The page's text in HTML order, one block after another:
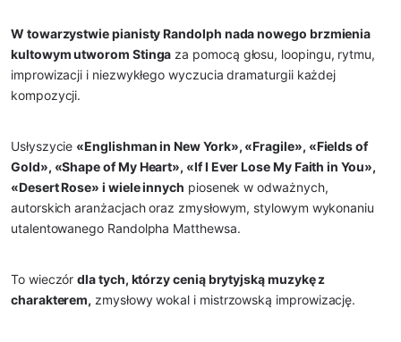
W towarzystwie pianisty Randolph nada nowego brzmienia
kultowym utworom Stinga za pomocą głosu, loopingu, rytmu,
improwizacji i niezwykłego wyczucia dramaturgii każdej
kompozycji.
Usłyszycie «Englishman in New York», «Fragile», «Fields of
Gold», «Shape of My Heart», «If I Ever Lose My Faith in You»,
«Desert Rose» i wiele innych piosenek w odważnych,
autorskich aranżacjach oraz zmysłowym, stylowym wykonaniu
utalentowanego Randolpha Matthewsa.
To wieczór dla tych, którzy cenią brytyjską muzykę z
charakterem, zmysłowy wokal i mistrzowską improwizację.